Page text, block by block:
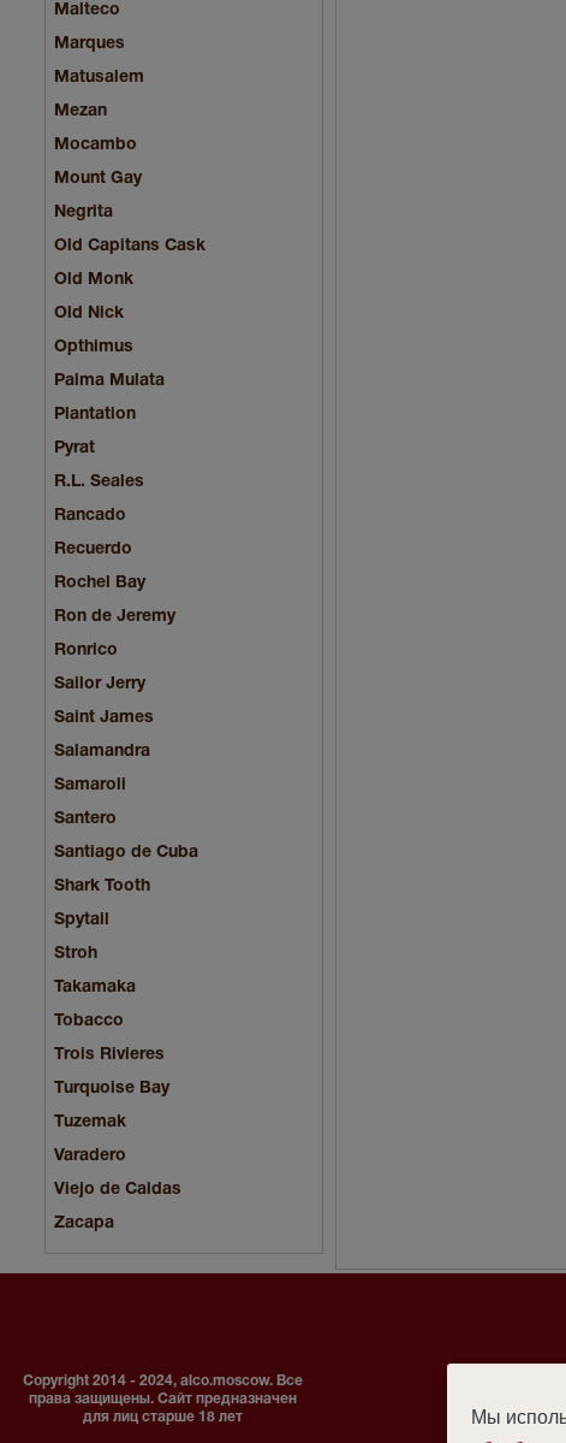
Malteco
Marques
Matusalem
Mezan
Mocambo
Mount Gay
Negrita
Old Capitans Cask
Old Monk
Old Nick
Opthimus
Palma Mulata
Plantation
Pyrat
R.L. Seales
Rancado
Recuerdo
Rochel Bay
Ron de Jeremy
Ronrico
Sailor Jerry
Saint James
Salamandra
Samaroli
Santero
Santiago de Cuba
Shark Tooth
Spytail
Stroh
Takamaka
Tobacco
Trois Rivieres
Turquoise Bay
Tuzemak
Varadero
Viejo de Caldas
Zacapa
Copyright 2014 - 2024, alco.moscow. Все
права защищены. Сайт предназначен
для лиц старше 18 лет
Мы